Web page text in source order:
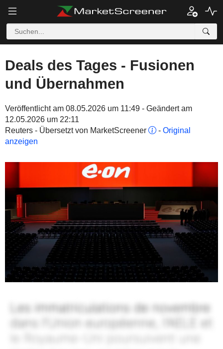
Deals des Tages - Fusionen
und Übernahmen
Veröffentlicht am 08.05.2026 um 11:49 - Geändert am
12.05.2026 um 22:11
Reuters - Übersetzt von MarketScreener
- Original
anzeigen